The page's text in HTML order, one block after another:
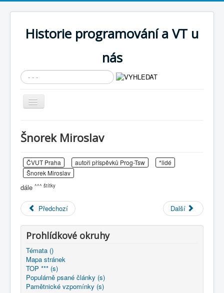
Historie programování a VT u
nás
Vyhledávání...
Přepnout
navigaci
Cíle expozice
PRŮVODCE EXPOZICÍ
Současnost SW a IT
Historické počítače
COBOL
Úvod
vizitky jmen abecedně
Šnorek Miroslav
ČVUT Praha autoři příspěvků Prog-Tsw
*lidé
Šnorek Miroslav
dále ^^^ štítky
Předchozí Další
Prohlídkové okruhy
Témata ()
Mapa stránek
TOP *** (s)
Populárně psané články (s)
Pamětnické vzpomínky (s)